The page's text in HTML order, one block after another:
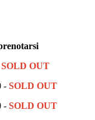
SOLD OUT
- SOLD OUT
- SOLD OUT